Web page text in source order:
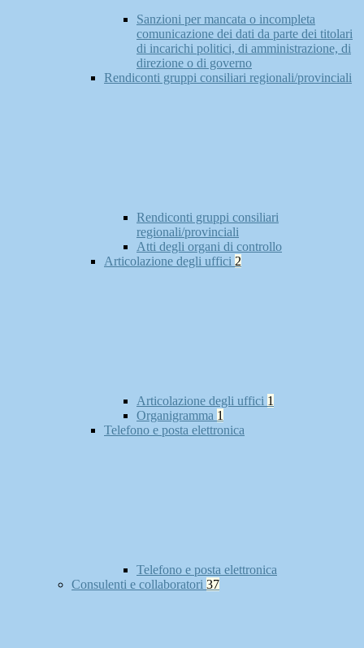
Sanzioni per mancata o incompleta
comunicazione dei dati da parte dei titolari
di incarichi politici, di amministrazione, di
direzione o di governo
Rendiconti gruppi consiliari regionali/provinciali
Rendiconti gruppi consiliari
regionali/provinciali
Atti degli organi di controllo
Articolazione degli uffici 2
Articolazione degli uffici 1
Organigramma 1
Telefono e posta elettronica
Telefono e posta elettronica
Consulenti e collaboratori 37